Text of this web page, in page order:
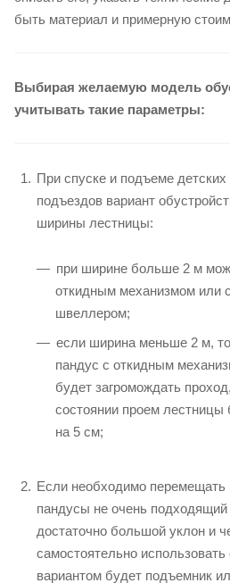
быть материал и примерную
Выбирая желаемую модель
учитывать такие параметры:
При спуске и подъеме детских
подъездов вариант
ширины лестницы:
при ширине больше 2 м
откидным механизмом или
швеллером;
если ширина меньше 2 м,
пандус с откидным
будет загромождать
состоянии проем лестницы
на 5 см;
Если необходимо перемещать
пандусы не очень подходящий
достаточно большой уклон и
самостоятельно
вариантом будет подъемник